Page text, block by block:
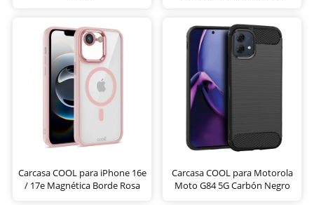
Carcasa COOL para iPhone 16e
/ 17e Magnética Borde Rosa
Carcasa COOL para Motorola
Moto G84 5G Carbón Negro